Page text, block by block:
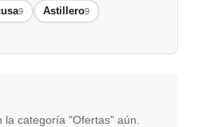
9 Astillero9
la categoría "Ofertas" aún.